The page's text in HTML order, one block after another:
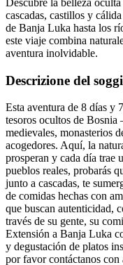
cascadas, castillos y
de Banja Luka hasta los
este viaje combina
aventura inolvidable.
Descrizione del
Esta aventura de 8 días y
tesoros ocultos de
medievales, monasterios
acogedores. Aquí, la
prosperan y cada día trae
pueblos reales, probarás
junto a cascadas, te
de comidas hechas con
que buscan autenticidad,
través de su gente, su
Extensión a Banja Luka
y degustación de platos
por favor contáctanos